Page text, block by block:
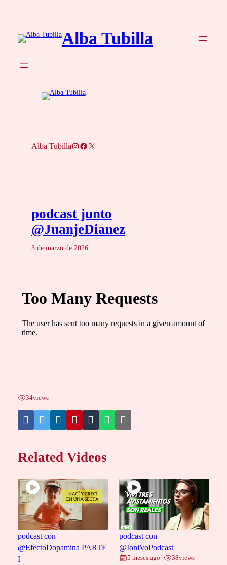
contenido
Alba Tubilla
Alba TubillaInstagram
Facebook
X
podcast junto
@JuanjeDianez
3 de marzo de 2026
34views
Related Videos
podcast con
@EfectoDopamina PARTE
I
podcast con
@IoniVoPodcast
5 meses ago • 38views